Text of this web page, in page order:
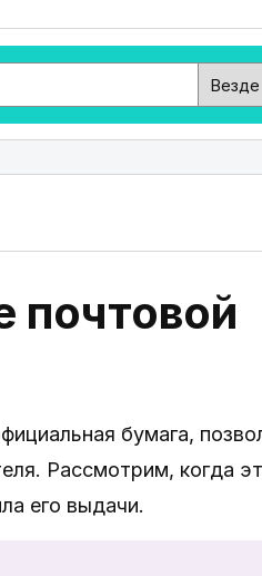
почтовой
бумага,
Рассмотрим, когда
его выдачи.